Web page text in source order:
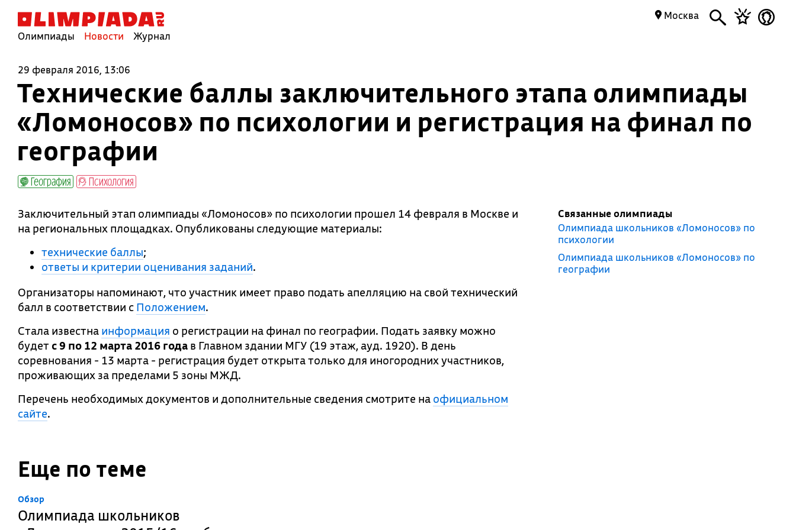
Олимпиады Новости Журнал
Москва
29 февраля 2016, 13:06
Технические баллы заключительного этапа олимпиады
«Ломоносов» по психологии и регистрация на финал по
географии
География Психология
Заключительный этап олимпиады «Ломоносов» по психологии прошел 14 февраля в Москве и
на региональных площадках. Опубликованы следующие материалы:
технические баллы;
ответы и критерии оценивания заданий.
Организаторы напоминают, что участник имеет право подать апелляцию на свой технический
балл в соответствии с Положением.
Стала известна информация о регистрации на финал по географии. Подать заявку можно
будет с 9 по 12 марта 2016 года в Главном здании МГУ (19 этаж, ауд. 1920). В день
соревнования - 13 марта - регистрация будет открыта только для иногородних участников,
проживающих за пределами 5 зоны МЖД.
Перечень необходимых документов и дополнительные сведения смотрите на официальном
сайте.
Связанные олимпиады
Олимпиада школьников «Ломоносов» по
психологии
Олимпиада школьников «Ломоносов» по
географии
Еще по теме
Обзор
Олимпиада школьников